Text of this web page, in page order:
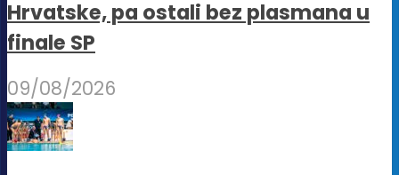
Hrvatske, pa ostali bez plasmana u
finale SP
09/08/2026